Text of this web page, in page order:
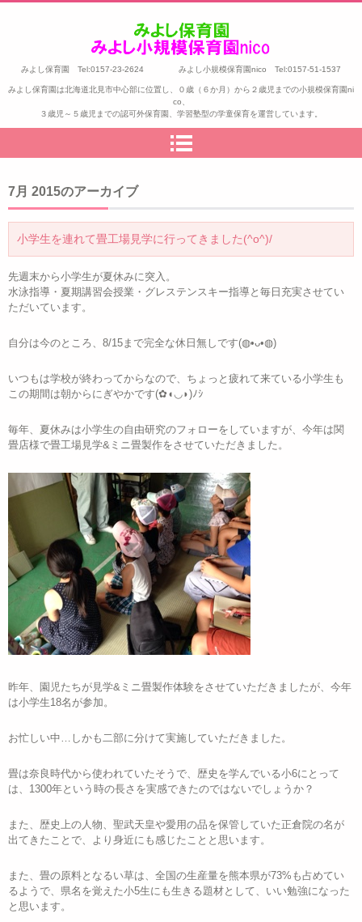
みよし保育園 Tel:0157-23-2624 みよし小規模保育園nico Tel:0157-51-1537
みよし保育園は北海道北見市中心部に位置し、０歳（６か月）から２歳児までの小規模保育園ni
co、
３歳児～５歳児までの認可外保育園、学習塾型の学童保育を運営しています。
7月 2015のアーカイブ
小学生を連れて畳工場見学に行ってきました(^o^)/
先週末から小学生が夏休みに突入。
水泳指導・夏期講習会授業・グレステンスキー指導と毎日充実させてい
ただいています。
自分は今のところ、8/15まで完全な休日無しです(◍•ᴗ•◍)ゝ
いつもは学校が終わってからなので、ちょっと疲れて来ている小学生も
この期間は朝からにぎやかです(✿◖◡◗)ﾉｼ
毎年、夏休みは小学生の自由研究のフォローをしていますが、今年は関
畳店様で畳工場見学&ミニ畳製作をさせていただきました。
昨年、園児たちが見学&ミニ畳製作体験をさせていただきましたが、今年
は小学生18名が参加。
お忙しい中…しかも二部に分けて実施していただきました。
畳は奈良時代から使われていたそうで、歴史を学んでいる小6にとって
は、1300年という時の長さを実感できたのではないでしょうか？
また、歴史上の人物、聖武天皇や愛用の品を保管していた正倉院の名が
出てきたことで、より身近にも感じたことと思います。
また、畳の原料となるい草は、全国の生産量を熊本県が73%も占めてい
るようで、県名を覚えた小5生にも生きる題材として、いい勉強になった
と思います。